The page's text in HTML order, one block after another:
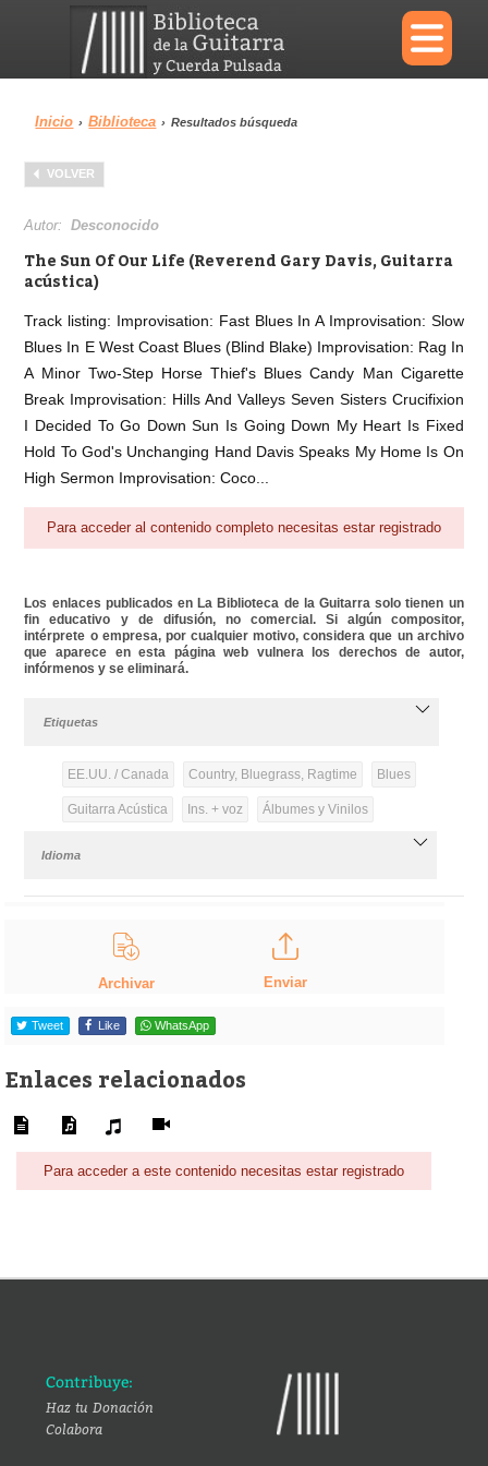
×
Menu
Biblioteca
Área personal Reproductor
Inicio › Biblioteca › Resultados búsqueda
VOLVER
Autor:Desconocido
The Sun Of Our Life (Reverend Gary Davis, Guitarra
acústica)
Track listing: Improvisation: Fast Blues In A Improvisation: Slow
Blues In E West Coast Blues (Blind Blake) Improvisation: Rag In
A Minor Two-Step Horse Thief's Blues Candy Man Cigarette
Break Improvisation: Hills And Valleys Seven Sisters Crucifixion
I Decided To Go Down Sun Is Going Down My Heart Is Fixed
Hold To God's Unchanging Hand Davis Speaks My Home Is On
High Sermon Improvisation: Coco...
Para acceder al contenido completo necesitas estar registrado
Los enlaces publicados en La Biblioteca de la Guitarra solo tienen un
fin educativo y de difusión, no comercial. Si algún compositor,
intérprete o empresa, por cualquier motivo, considera que un archivo
que aparece en esta página web vulnera los derechos de autor,
infórmenos y se eliminará.
Etiquetas
EE.UU. / Canada Country, Bluegrass, Ragtime Blues
Guitarra Acústica Ins. + voz Álbumes y Vinilos
Idioma
Archivar Enviar
Tweet Like WhatsApp
Enlaces relacionados
Para acceder a este contenido necesitas estar registrado
Contribuye:
Haz tu Donación
Colabora